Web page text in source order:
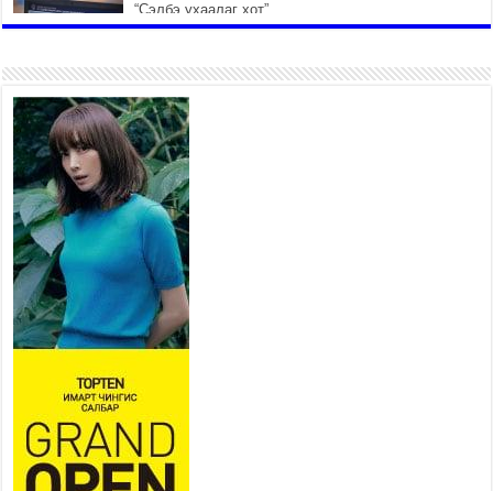
“Сэлбэ ухаалаг хот”
ашиглалтад орсноор
сууцны хангамжийн жилийн
2026 оны 7 сар 31 / 9 цаг 23 минут
Г.Жаргалсайхан: Энэ өвөл 400-
430 мянган тонн шахмал түлш
хэрэглэнэ
2026 оны 7 сар 30 / 15 цаг 35 минут
Нийслэлийн засаг даргын
нэгдүгээр орлогч Б.Мөнхбат
Денвер хот дахь Монгол
улсын өргөмжит консул
Ж.Вагенландертай уулзлаа
2026 оны 7 сар 30 / 15 цаг 30 минут
Нийслэл, дүүргийн шуурхай штабууд хүч,
хэрэгслийн бэлэн байдлыг ханган ажиллаж
байна
2026 оны 7 сар 30 / 15 цаг 24 минут
Бүгд Найрамдах Киргиз Улстай худалдаа,